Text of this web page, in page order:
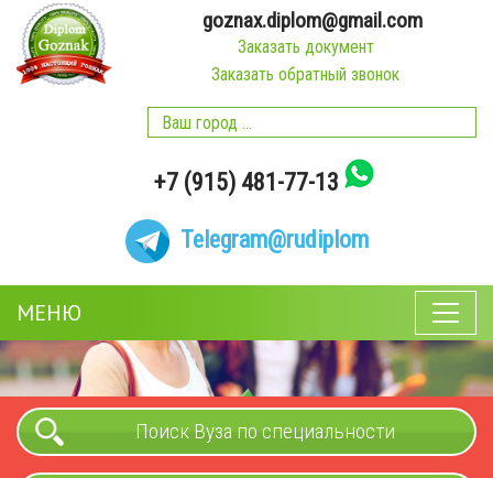
goznax.diplom@gmail.com
Заказать документ
Заказать обратный звонок
+7 (915) 481-77-13
Telegram@rudiplom
МЕНЮ
Поиск Вуза по специальности